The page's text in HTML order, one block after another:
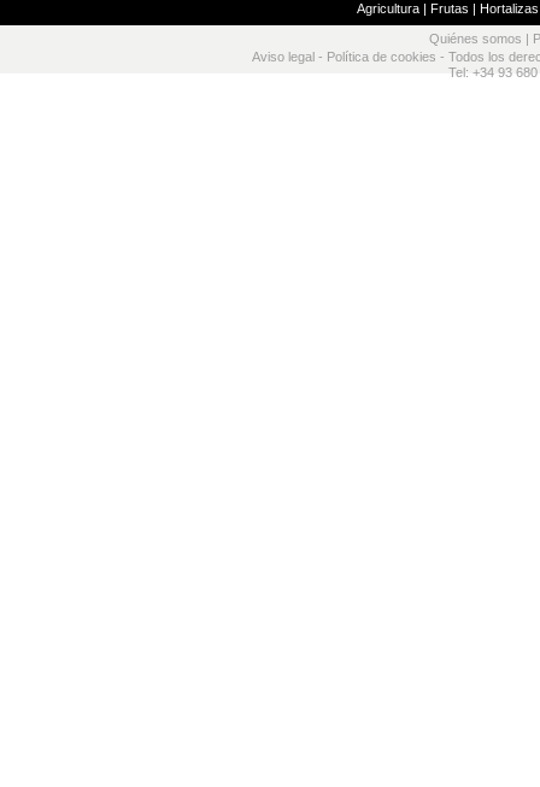
Agricultura| Frutas | Hortalizas
Quiénes somos
Aviso legal - Política de cookies - Todos los
Tel: +34 93